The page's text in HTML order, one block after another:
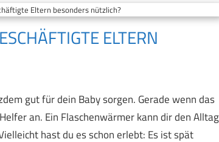
Eltern besonders nützlich?
ELTERN
gut für dein Baby sorgen. Gerade wenn das
an. Ein Flaschenwärmer kann dir den Alltag
hast du es schon erlebt: Es ist spät